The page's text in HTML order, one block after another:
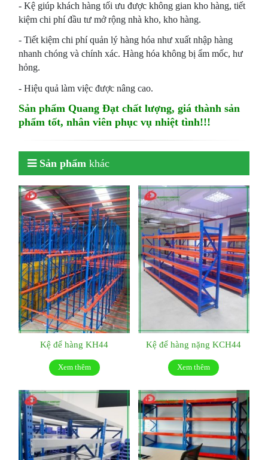
- Kệ giúp khách hàng tối ưu được không gian kho hàng, tiết
kiệm chi phí đầu tư mở rộng nhà kho, kho hàng.
- Tiết kiệm chi phí quản lý hàng hóa như xuất nhập hàng
nhanh chóng và chính xác. Hàng hóa không bị ẩm mốc, hư
hỏng.
- Hiệu quả làm việc được nâng cao.
Sản phẩm Quang Đạt chất lượng, giá thành sản
phẩm tốt, nhân viên phục vụ nhiệt tình!!!
Sản phẩm khác
Kệ để hàng KH44
Xem thêm
Kệ để hàng nặng KCH44
Xem thêm